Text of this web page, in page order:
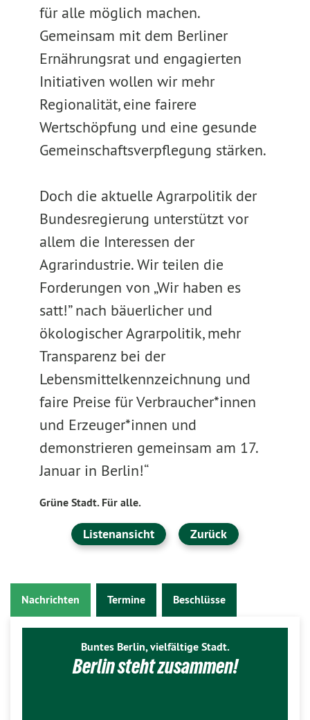
für alle möglich machen.
Gemeinsam mit dem Berliner
Ernährungsrat und engagierten
Initiativen wollen wir mehr
Regionalität, eine fairere
Wertschöpfung und eine gesunde
Gemeinschaftsverpflegung stärken.
Doch die aktuelle Agrarpolitik der
Bundesregierung unterstützt vor
allem die Interessen der
Agrarindustrie. Wir teilen die
Forderungen von „Wir haben es
satt!” nach bäuerlicher und
ökologischer Agrarpolitik, mehr
Transparenz bei der
Lebensmittelkennzeichnung und
faire Preise für Verbraucher*innen
und Erzeuger*innen und
demonstrieren gemeinsam am 17.
Januar in Berlin!“
Grüne Stadt. Für alle.
Listenansicht Zurück
Nachrichten Termine Beschlüsse
Buntes Berlin, vielfältige Stadt.
Berlin steht zusammen!